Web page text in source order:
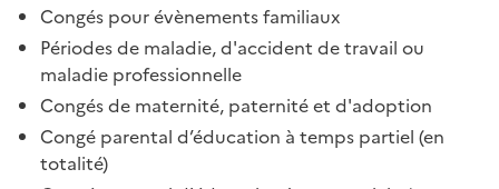
Congés pour évènements familiaux
Périodes de maladie, d'accident de travail ou
maladie professionnelle
Congés de maternité, paternité et d'adoption
Congé parental d’éducation à temps partiel (en
totalité)